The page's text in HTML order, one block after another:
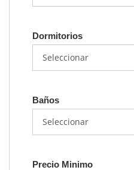
Dormitorios
Baños
Precio Minimo